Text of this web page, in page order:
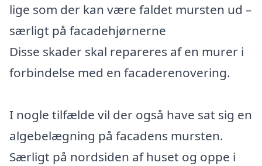
lige som der kan være faldet mursten ud –
særligt på facadehjørnerne
Disse skader skal repareres af en murer i
forbindelse med en facaderenovering.
I nogle tilfælde vil der også have sat sig en
algebelægning på facadens mursten.
Særligt på nordsiden af huset og oppe i